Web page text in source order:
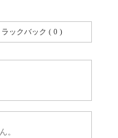
ラックバック ( 0 )
。